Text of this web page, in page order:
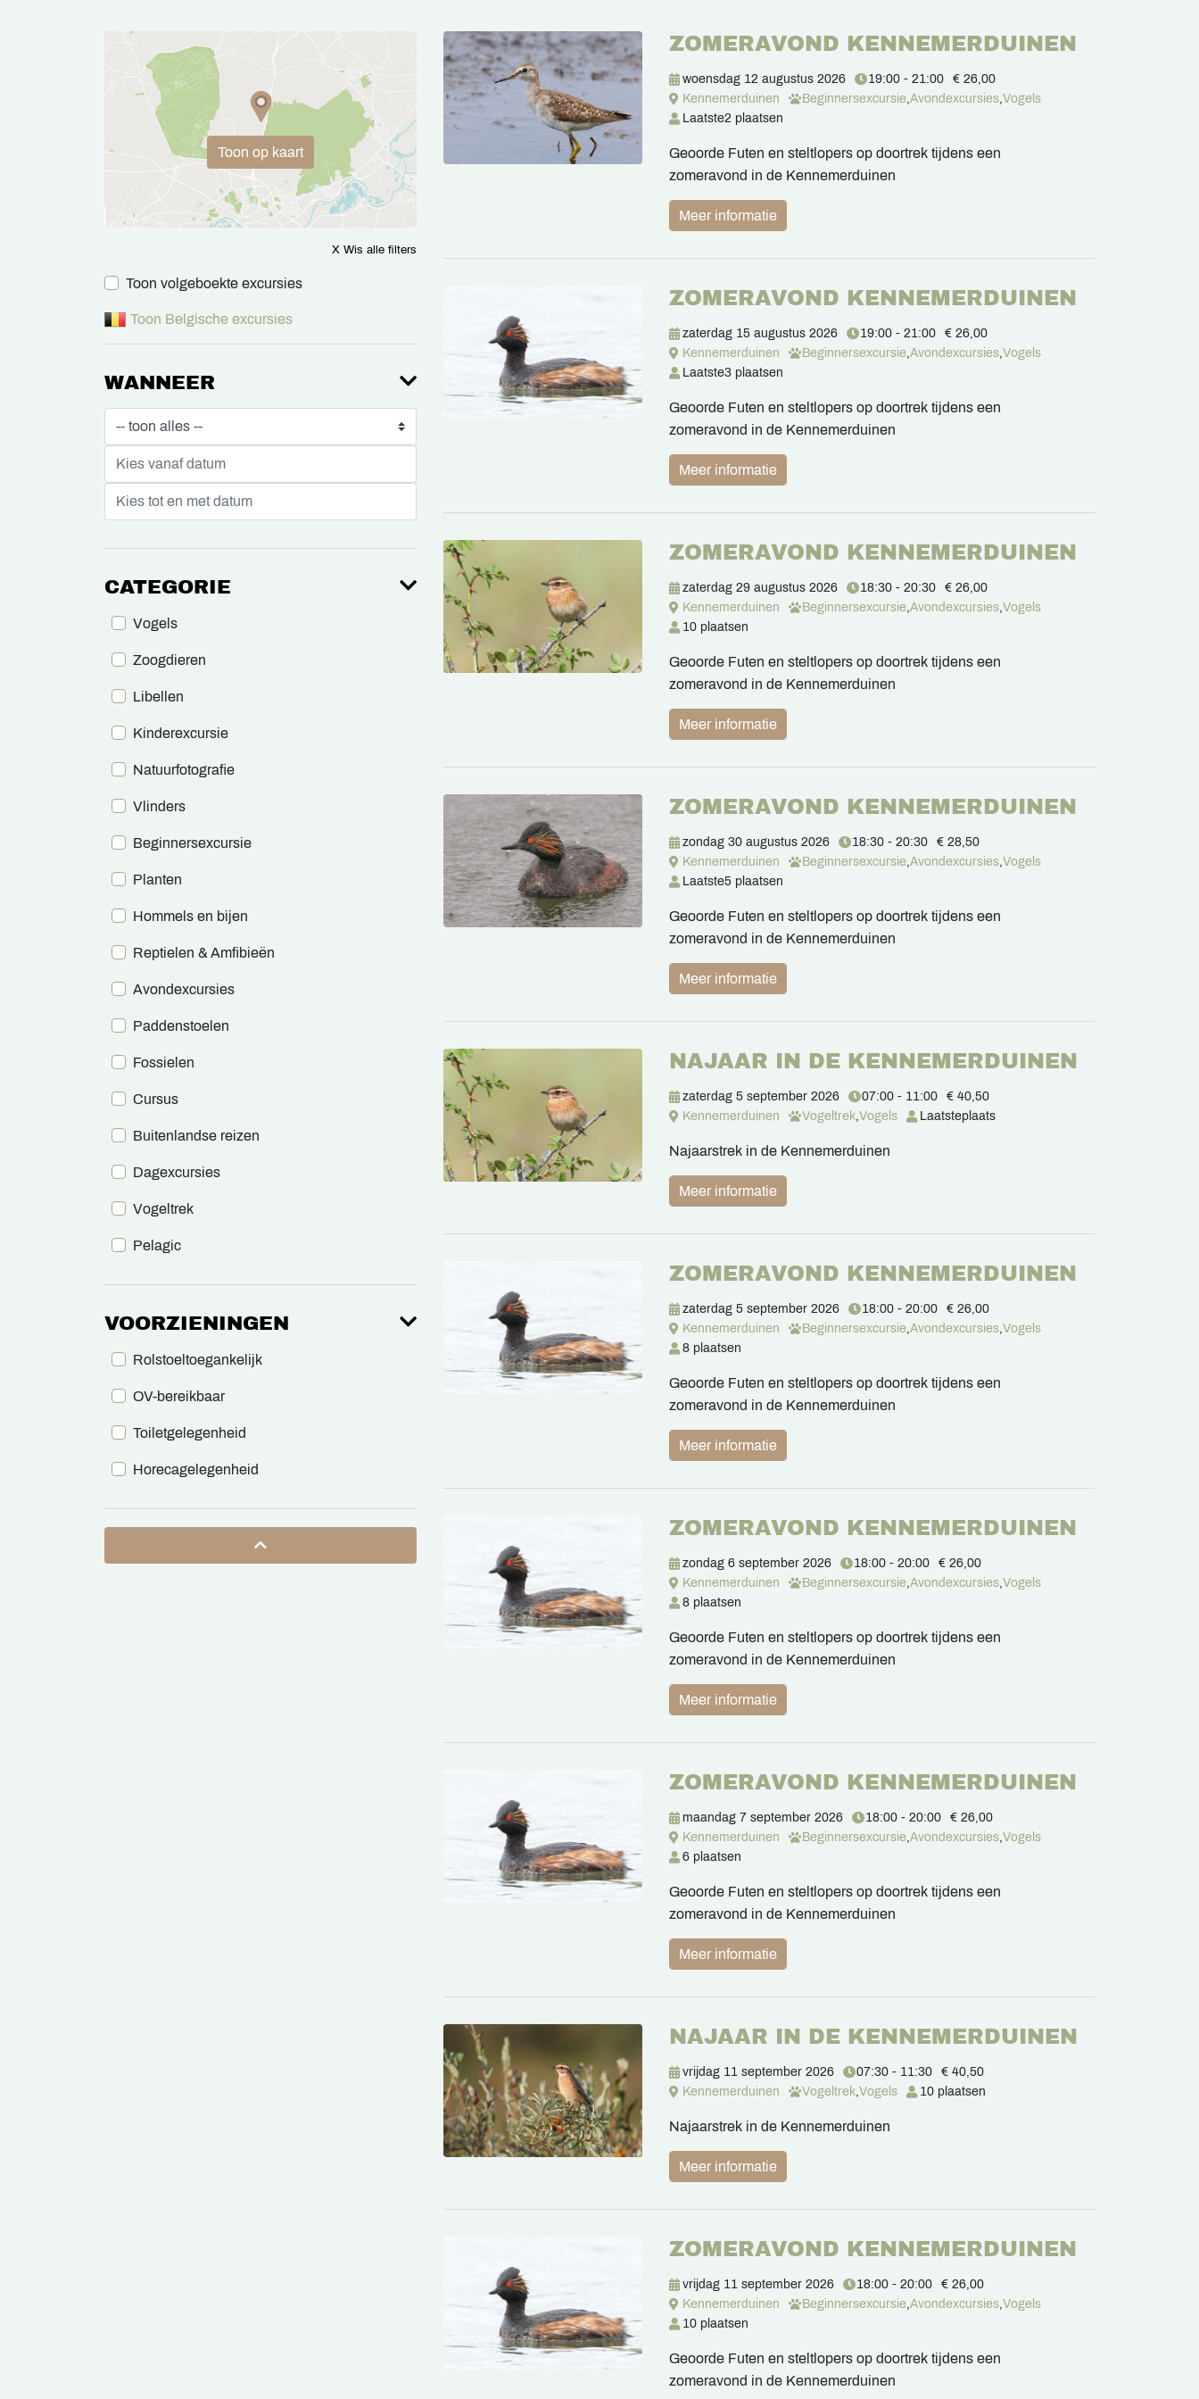
Toon op kaart
X Wis alle filters
Toon volgeboekte excursies
Toon Belgische excursies
WANNEER
CATEGORIE
Vogels
Zoogdieren
Libellen
Kinderexcursie
Natuurfotografie
Vlinders
Beginnersexcursie
Planten
Hommels en bijen
Reptielen & Amfibieën
Avondexcursies
Paddenstoelen
Fossielen
Cursus
Buitenlandse reizen
Dagexcursies
Vogeltrek
Pelagic
VOORZIENINGEN
Rolstoeltoegankelijk
OV-bereikbaar
Toiletgelegenheid
Horecagelegenheid
ZOMERAVOND KENNEMERDUINEN
woensdag 12 augustus 2026 19:00 - 21:00
€ 26,00
Kennemerduinen
Beginnersexcursie,Avondexcursies,Vogels
Laatste2 plaatsen
Geoorde Futen en steltlopers op doortrek tijdens een
zomeravond in de Kennemerduinen
Meer informatie
ZOMERAVOND KENNEMERDUINEN
zaterdag 15 augustus 2026 19:00 - 21:00
€ 26,00
Kennemerduinen
Beginnersexcursie,Avondexcursies,Vogels
Laatste3 plaatsen
Geoorde Futen en steltlopers op doortrek tijdens een
zomeravond in de Kennemerduinen
Meer informatie
ZOMERAVOND KENNEMERDUINEN
zaterdag 29 augustus 2026 18:30 - 20:30
€ 26,00
Kennemerduinen
Beginnersexcursie,Avondexcursies,Vogels
10 plaatsen
Geoorde Futen en steltlopers op doortrek tijdens een
zomeravond in de Kennemerduinen
Meer informatie
ZOMERAVOND KENNEMERDUINEN
zondag 30 augustus 2026 18:30 - 20:30
€ 28,50
Kennemerduinen
Beginnersexcursie,Avondexcursies,Vogels
Laatste5 plaatsen
Geoorde Futen en steltlopers op doortrek tijdens een
zomeravond in de Kennemerduinen
Meer informatie
NAJAAR IN DE KENNEMERDUINEN
zaterdag 5 september 2026 07:00 - 11:00
€ 40,50
Kennemerduinen
Vogeltrek,Vogels Laatsteplaats
Najaarstrek in de Kennemerduinen
Meer informatie
ZOMERAVOND KENNEMERDUINEN
zaterdag 5 september 2026 18:00 - 20:00
€ 26,00
Kennemerduinen
Beginnersexcursie,Avondexcursies,Vogels
8 plaatsen
Geoorde Futen en steltlopers op doortrek tijdens een
zomeravond in de Kennemerduinen
Meer informatie
ZOMERAVOND KENNEMERDUINEN
zondag 6 september 2026 18:00 - 20:00
€ 26,00
Kennemerduinen
Beginnersexcursie,Avondexcursies,Vogels
8 plaatsen
Geoorde Futen en steltlopers op doortrek tijdens een
zomeravond in de Kennemerduinen
Meer informatie
ZOMERAVOND KENNEMERDUINEN
maandag 7 september 2026 18:00 - 20:00
€ 26,00
Kennemerduinen
Beginnersexcursie,Avondexcursies,Vogels
6 plaatsen
Geoorde Futen en steltlopers op doortrek tijdens een
zomeravond in de Kennemerduinen
Meer informatie
NAJAAR IN DE KENNEMERDUINEN
vrijdag 11 september 2026 07:30 - 11:30
€ 40,50
Kennemerduinen
Vogeltrek,Vogels 10 plaatsen
Najaarstrek in de Kennemerduinen
Meer informatie
ZOMERAVOND KENNEMERDUINEN
vrijdag 11 september 2026 18:00 - 20:00
€ 26,00
Kennemerduinen
Beginnersexcursie,Avondexcursies,Vogels
10 plaatsen
Geoorde Futen en steltlopers op doortrek tijdens een
zomeravond in de Kennemerduinen